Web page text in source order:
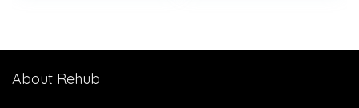
About Rehub